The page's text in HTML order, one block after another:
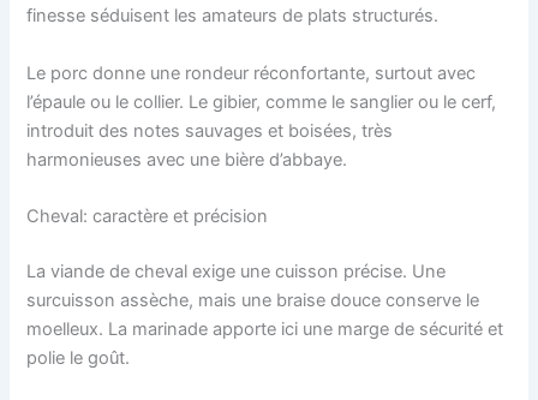
finesse séduisent les amateurs de plats structurés.
Le porc donne une rondeur réconfortante, surtout avec
l’épaule ou le collier. Le gibier, comme le sanglier ou le cerf,
introduit des notes sauvages et boisées, très
harmonieuses avec une bière d’abbaye.
Cheval: caractère et précision
La viande de cheval exige une cuisson précise. Une
surcuisson assèche, mais une braise douce conserve le
moelleux. La marinade apporte ici une marge de sécurité et
polie le goût.